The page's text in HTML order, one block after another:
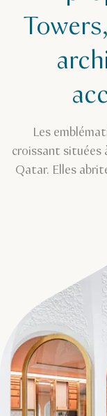
Les
croissant situées
Qatar. Elles